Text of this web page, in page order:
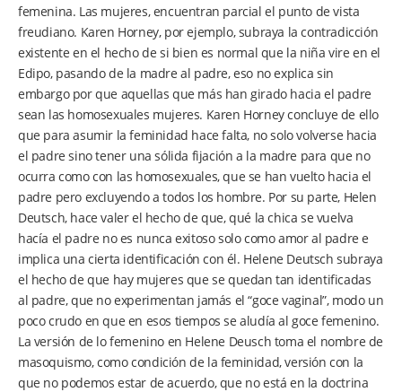
femenina. Las mujeres, encuentran parcial el punto de vista
freudiano. Karen Horney, por ejemplo, subraya la contradicción
existente en el hecho de si bien es normal que la niña vire en el
Edipo, pasando de la madre al padre, eso no explica sin
embargo por que aquellas que más han girado hacia el padre
sean las homosexuales mujeres. Karen Horney concluye de ello
que para asumir la feminidad hace falta, no solo volverse hacia
el padre sino tener una sólida fijación a la madre para que no
ocurra como con las homosexuales, que se han vuelto hacia el
padre pero excluyendo a todos los hombre. Por su parte, Helen
Deutsch, hace valer el hecho de que, qué la chica se vuelva
hacía el padre no es nunca exitoso solo como amor al padre e
implica una cierta identificación con él. Helene Deutsch subraya
el hecho de que hay mujeres que se quedan tan identificadas
al padre, que no experimentan jamás el “goce vaginal”, modo un
poco crudo en que en esos tiempos se aludía al goce femenino.
La versión de lo femenino en Helene Deusch toma el nombre de
masoquismo, como condición de la feminidad, versión con la
que no podemos estar de acuerdo, que no está en la doctrina